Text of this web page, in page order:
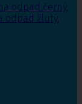
odpad černý,
odpad žlutý,